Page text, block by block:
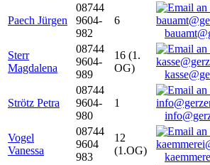
Paech Jürgen
08744
9604-
982
6
Sterr
Magdalena
08744
9604-
989
16 (1.
OG)
Strötz Petra
08744
9604-
980
1
Vogel
Vanessa
08744
9604
983
12
(1.OG)